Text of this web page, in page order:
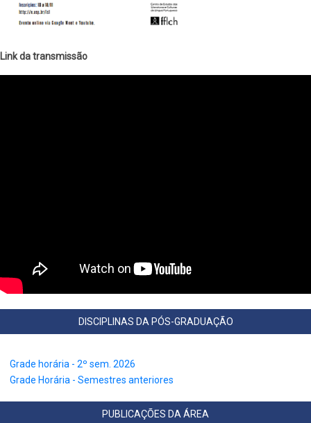
Link da transmissão
DISCIPLINAS DA PÓS-GRADUAÇÃO
Grade horária - 2º sem. 2026
Grade Horária - Semestres anteriores
PUBLICAÇÕES DA ÁREA